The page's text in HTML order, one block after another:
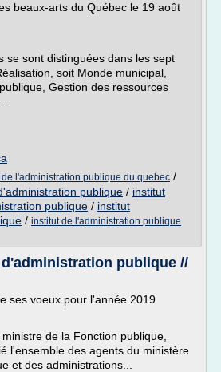
beaux-arts du Québec le 19 août
se sont distinguées dans les sept
soit Monde municipal,
Gestion des ressources
de l'administration publique du quebec /
publique / institut
publique / institut
/ institut de l'administration publique
publique //
ses voeux pour l'année 2019
de la Fonction publique,
l'ensemble des agents du ministère
et des administrations...